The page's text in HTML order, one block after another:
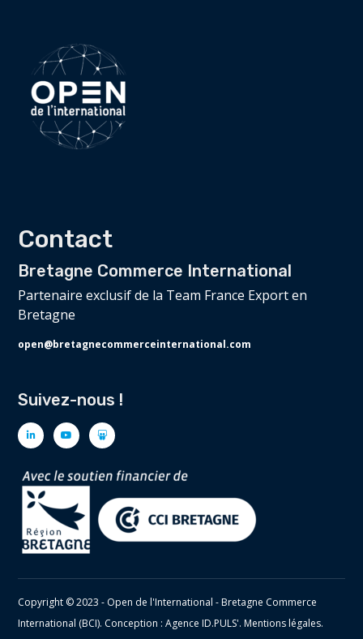
Contact
Bretagne Commerce International
Partenaire exclusif de la Team France Export en
Bretagne
open@bretagnecommerceinternational.com
Suivez-nous !
Copyright © 2023 - Open de l'International - Bretagne Commerce
International (BCI). Conception : AgenceID.PULS'.Mentions légales.